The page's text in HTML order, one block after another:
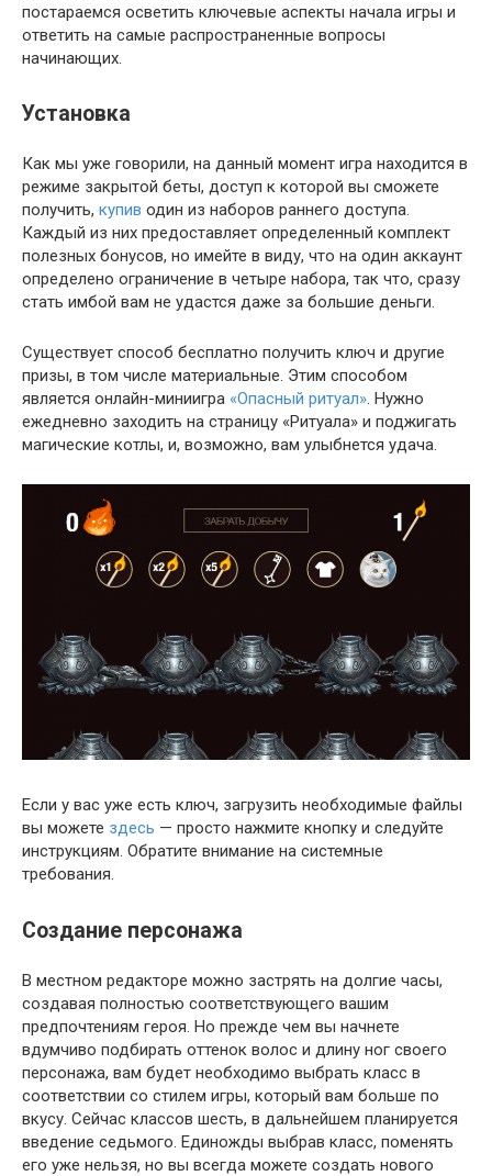
постараемся осветить ключевые аспекты начала игры и
ответить на самые распространенные вопросы
начинающих.
Установка
Как мы уже говорили, на данный момент игра находится в
режиме закрытой беты, доступ к которой вы сможете
получить, купив один из наборов раннего доступа.
Каждый из них предоставляет определенный комплект
полезных бонусов, но имейте в виду, что на один аккаунт
определено ограничение в четыре набора, так что, сразу
стать имбой вам не удастся даже за большие деньги.
Существует способ бесплатно получить ключ и другие
призы, в том числе материальные. Этим способом
является онлайн-миниигра «Опасный ритуал». Нужно
ежедневно заходить на страницу «Ритуала» и поджигать
магические котлы, и, возможно, вам улыбнется удача.
Если у вас уже есть ключ, загрузить необходимые файлы
вы можете здесь — просто нажмите кнопку и следуйте
инструкциям. Обратите внимание на системные
требования.
Создание персонажа
В местном редакторе можно застрять на долгие часы,
создавая полностью соответствующего вашим
предпочтениям героя. Но прежде чем вы начнете
вдумчиво подбирать оттенок волос и длину ног своего
персонажа, вам будет необходимо выбрать класс в
соответствии со стилем игры, который вам больше по
вкусу. Сейчас классов шесть, в дальнейшем планируется
введение седьмого. Единожды выбрав класс, поменять
его уже нельзя, но вы всегда можете создать нового